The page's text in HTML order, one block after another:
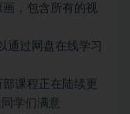
，包含所有的视
通过网盘在线学习
课程正在陆续更
学们满意